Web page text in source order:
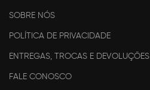
SOBRE NÓS
POLÍTICA DE PRIVACIDADE
ENTREGAS, TROCAS E DEVOLUÇÕES
FALE CONOSCO